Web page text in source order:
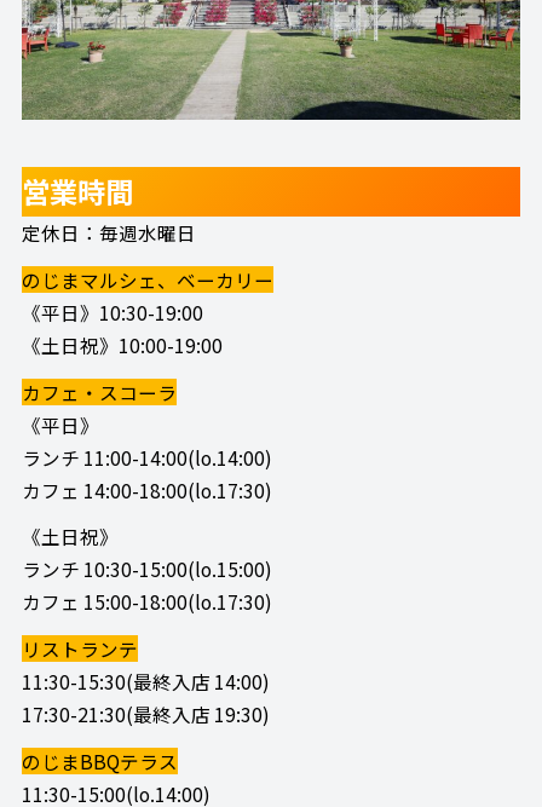
営業時間
定休日：毎週水曜日
のじまマルシェ、ベーカリー
《平日》10:30-19:00
《土日祝》10:00-19:00
カフェ・スコーラ
《平日》
ランチ 11:00-14:00(lo.14:00)
カフェ 14:00-18:00(lo.17:30)
《土日祝》
ランチ 10:30-15:00(lo.15:00)
カフェ 15:00-18:00(lo.17:30)
リストランテ
11:30-15:30(最終入店 14:00)
17:30-21:30(最終入店 19:30)
のじまBBQテラス
11:30-15:00(lo.14:00)